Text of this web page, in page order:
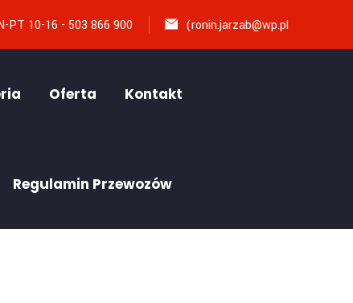
PT 10-16 - 503 866 900 (ronin.jarzab@wp.pl
Oferta Kontakt
Regulamin Przewozów